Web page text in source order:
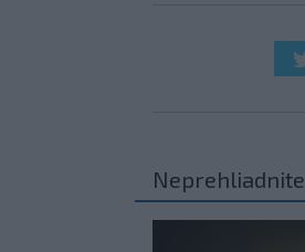
Neprehliadnite